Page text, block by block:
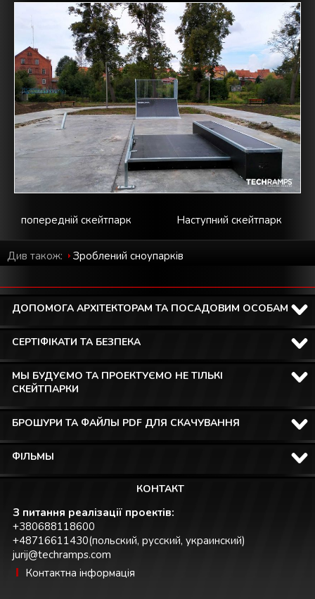
Наступний скейтпарк
попередній скейтпарк
Див також: Зроблений cноупарків
ДОПОМОГА АРХІТЕКТОРАМ ТА ПОСАДОВИМ ОСОБАМ
СЕРТІФІКАТИ ТА БЕЗПЕКА
МЫ БУДУЄМО ТА ПРОЕКТУЄМО НЕ ТІЛЬКІ
СКЕЙТПАРКИ
БРОШУРИ ТА ФАЙЛЫ PDF ДЛЯ СКАЧУВАННЯ
ФІЛЬМЫ
КОНТАКТ
З питання реалізації проектів:
+380688118600
+48716611430(польский, русский, украинский)
jurij@techramps.com
Контактна інформація